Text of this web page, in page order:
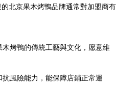
北京果木烤鴨品牌通常對加盟商有
烤鴨的傳統工藝與文化，愿意維
風險能力，能保障店鋪正常運